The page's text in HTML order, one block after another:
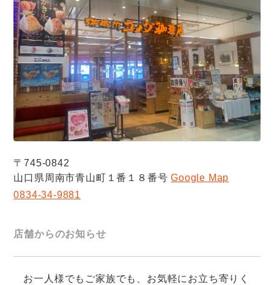
〒745-0842
山口県周南市青山町１番１８番号Google Map
0834-34-9881
店舗からのお知らせ
お一人様でもご家族でも、お気軽にお立ち寄りく